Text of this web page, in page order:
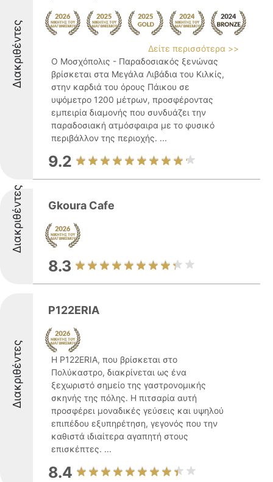
Διακριθέντες
Δείτε περισσότερα >>
Ο Μοσχόπολις - Παραδοσιακός ξενώνας
βρίσκεται στα Μεγάλα Λιβάδια του Κιλκίς,
στην καρδιά του όρους Πάικου σε
υψόμετρο 1200 μέτρων, προσφέροντας
εμπειρία διαμονής που συνδυάζει την
παραδοσιακή ατμόσφαιρα με το φυσικό
περιβάλλον της περιοχής. ...
9.2
Διακριθέντες Gkoura Cafe
8.3
Διακριθέντες
P122ERIA
Η P122ERIA, που βρίσκεται στο
Πολύκαστρο, διακρίνεται ως ένα
ξεχωριστό σημείο της γαστρονομικής
σκηνής της πόλης. Η πιτσαρία αυτή
προσφέρει μοναδικές γεύσεις και υψηλού
επιπέδου εξυπηρέτηση, γεγονός που την
καθιστά ιδιαίτερα αγαπητή στους
επισκέπτες. ...
8.4